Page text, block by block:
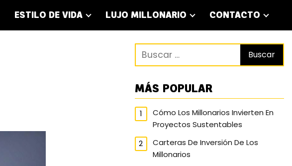
ESTILO DE VIDA LUJO MILLONARIO CONTACTO
MÁS POPULAR
Cómo Los Millonarios Invierten En
Proyectos Sustentables
Carteras De Inversión De Los
Millonarios